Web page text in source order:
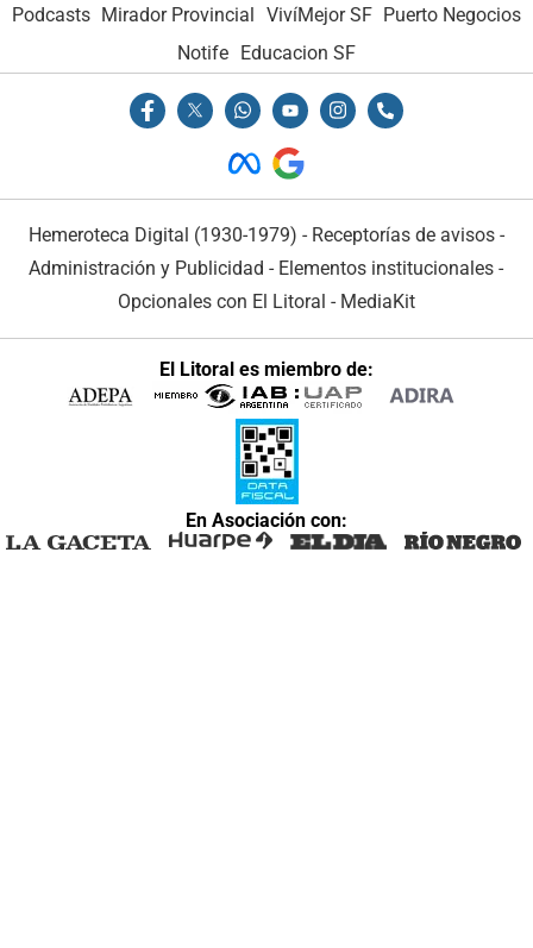
Podcasts Mirador Provincial VivíMejor SF Puerto Negocios
Notife Educacion SF
Hemeroteca Digital (1930-1979) - Receptorías de avisos -
Administración y Publicidad - Elementos institucionales -
Opcionales con El Litoral - MediaKit
El Litoral es miembro de:
En Asociación con: